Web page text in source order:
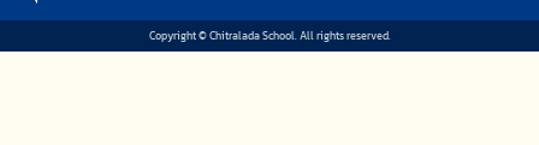
Copyright © Chitralada School. All rights reserved.